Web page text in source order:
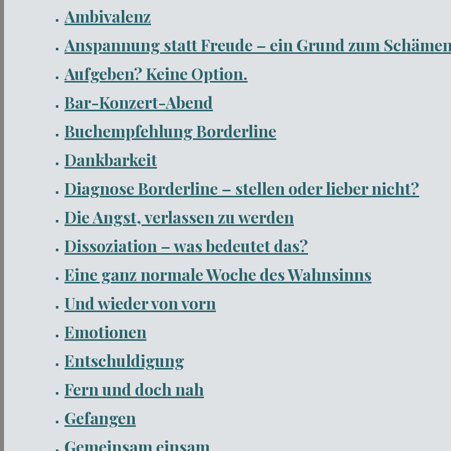
Ambivalenz
Anspannung statt Freude – ein Grund zum
Aufgeben? Keine Option.
Bar-Konzert-Abend
Buchempfehlung Borderline
Dankbarkeit
Diagnose Borderline – stellen oder lieber nicht?
Die Angst, verlassen zu werden
Dissoziation – was bedeutet das?
Eine ganz normale Woche des Wahnsinns
Und wieder von vorn
Emotionen
Entschuldigung
Fern und doch nah
Gefangen
Gemeinsam einsam